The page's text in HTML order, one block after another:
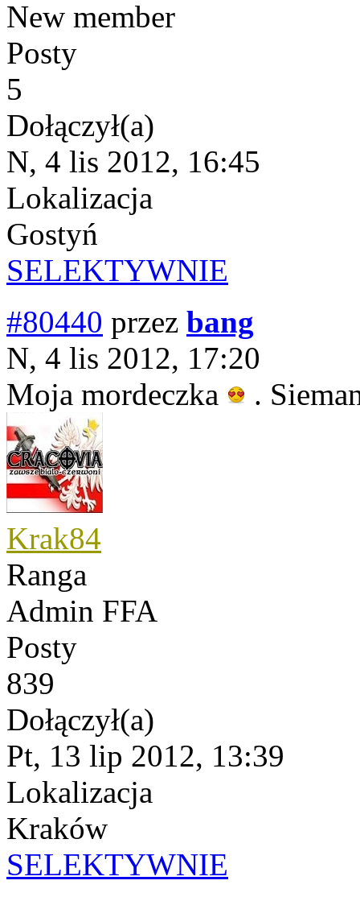
New member
Posty
5
Dołączył(a)
N, 4 lis 2012, 16:45
Lokalizacja
Gostyń
SELEKTYWNIE
#80440 przez bang
N, 4 lis 2012, 17:20
Moja mordeczka
.
Krak84
Ranga
Admin FFA
Posty
839
Dołączył(a)
Pt, 13 lip 2012, 13:39
Lokalizacja
Kraków
SELEKTYWNIE